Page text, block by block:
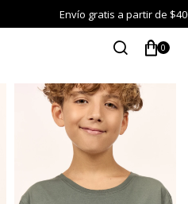
a partir de $4000
0